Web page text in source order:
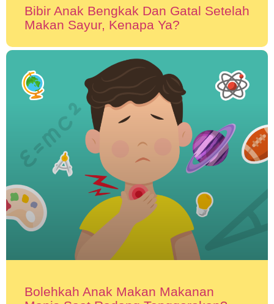
Bibir Anak Bengkak Dan Gatal Setelah
Makan Sayur, Kenapa Ya?
Bolehkah Anak Makan Makanan